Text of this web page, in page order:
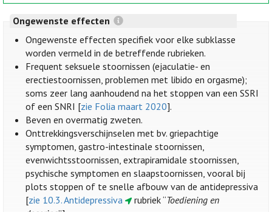
Ongewenste effecten
Ongewenste effecten specifiek voor elke subklasse
worden vermeld in de betreffende rubrieken.
Frequent seksuele stoornissen (ejaculatie- en
erectiestoornissen, problemen met libido en orgasme);
soms zeer lang aanhoudend na het stoppen van een SSRI
of een SNRI [zie Folia maart 2020].
Beven en overmatig zweten.
Onttrekkingsverschijnselen met bv. griepachtige
symptomen, gastro-intestinale stoornissen,
evenwichtsstoornissen, extrapiramidale stoornissen,
psychische symptomen en slaapstoornissen, vooral bij
plots stoppen of te snelle afbouw van de antidepressiva
[zie 10.3. Antidepressiva rubriek “Toediening en